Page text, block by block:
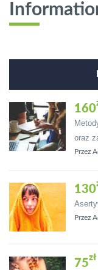
160
oraz
Przez
130
Przez
75